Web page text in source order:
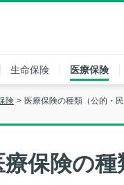
生命保険 医療保険
険 医療保険の種類（公的・
療保険の